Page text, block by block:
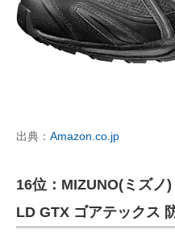
出典： Amazon.co.jp
16位：MIZUNO(ミズノ
LD GTX ゴアテックス